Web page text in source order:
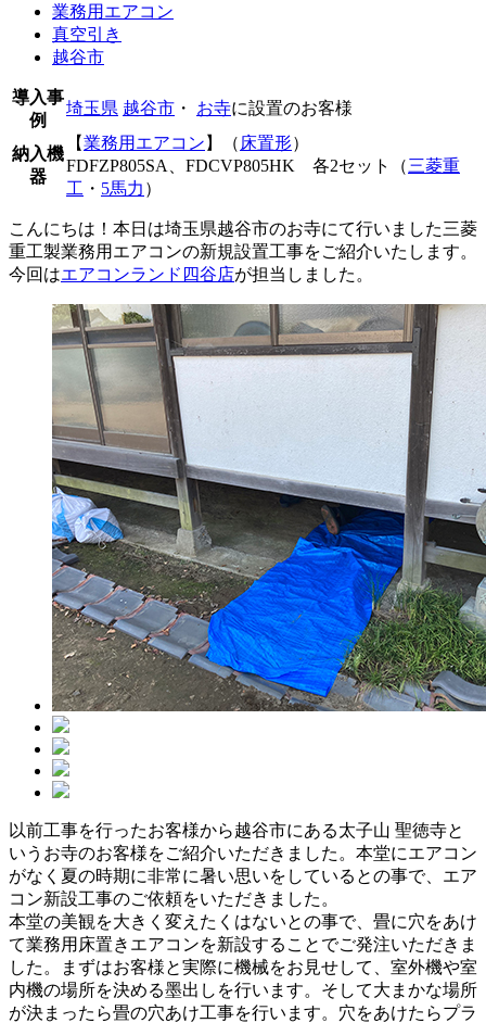
業務用エアコン
真空引き
越谷市
導入事
例
埼玉県 越谷市 ・ お寺に設置のお客様
納入機
器
【業務用エアコン 】（ 床置形）
FDFZP805SA、FDCVP805HK 各2セット（三菱重
工 ・ 5馬力 ）
こんにちは！本日は埼玉県越谷市のお寺にて行いました三菱
重工製業務用エアコンの新規設置工事をご紹介いたします。
今回はエアコンランド四谷店が担当しました。
以前工事を行ったお客様から越谷市にある太子山 聖徳寺と
いうお寺のお客様をご紹介いただきました。本堂にエアコン
がなく夏の時期に非常に暑い思いをしているとの事で、エア
コン新設工事のご依頼をいただきました。
本堂の美観を大きく変えたくはないとの事で、畳に穴をあけ
て業務用床置きエアコンを新設することでご発注いただきま
した。まずはお客様と実際に機械をお見せして、室外機や室
内機の場所を決める墨出しを行います。そして大まかな場所
が決まったら畳の穴あけ工事を行います。穴をあけたらプラ